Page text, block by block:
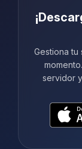
Gestiona
servidor